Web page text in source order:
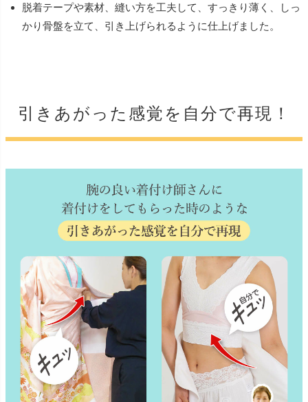
脱着テープや素材、縫い方を工夫して、すっきり薄く、しっ
かり骨盤を立て、引き上げられるように仕上げました。
引きあがった感覚を自分で再現！